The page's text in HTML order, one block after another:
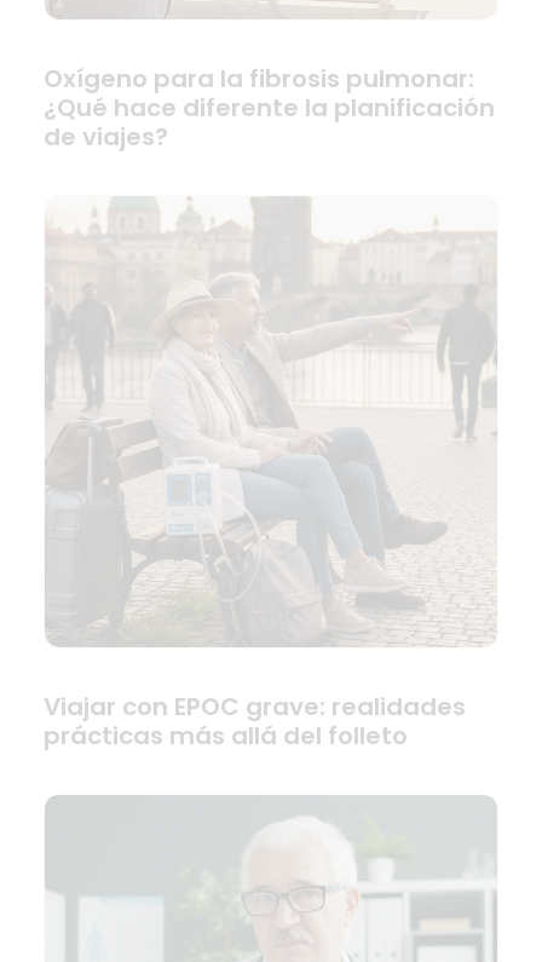
Oxígeno para la fibrosis pulmonar:
¿Qué hace diferente la planificación
de viajes?
Viajar con EPOC grave: realidades
prácticas más allá del folleto